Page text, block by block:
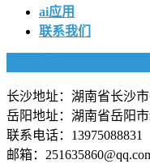
ai应用
联系我们
长沙地址：湖南省长沙
岳阳地址：湖南省岳阳
联系电话：13975088831
邮箱：